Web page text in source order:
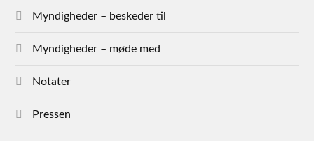
Myndigheder – beskeder til
Myndigheder – møde med
Notater
Pressen